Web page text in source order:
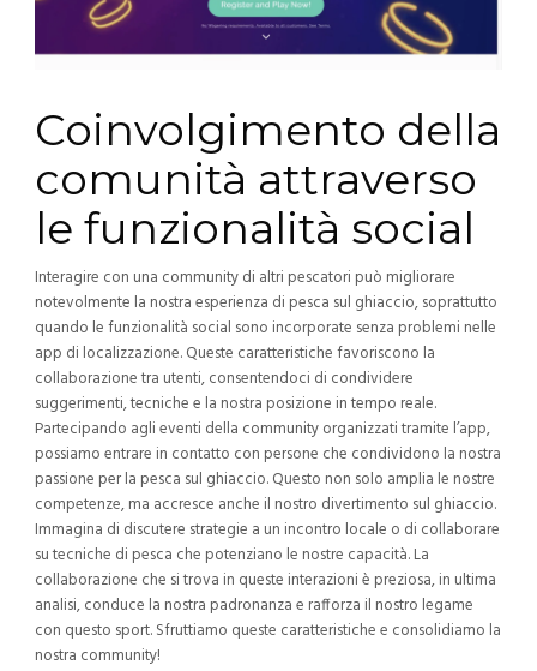
Coinvolgimento della
comunità attraverso
le funzionalità social
Interagire con una community di altri pescatori può migliorare
notevolmente la nostra esperienza di pesca sul ghiaccio, soprattutto
quando le funzionalità social sono incorporate senza problemi nelle
app di localizzazione. Queste caratteristiche favoriscono la
collaborazione tra utenti, consentendoci di condividere
suggerimenti, tecniche e la nostra posizione in tempo reale.
Partecipando agli eventi della community organizzati tramite l’app,
possiamo entrare in contatto con persone che condividono la nostra
passione per la pesca sul ghiaccio. Questo non solo amplia le nostre
competenze, ma accresce anche il nostro divertimento sul ghiaccio.
Immagina di discutere strategie a un incontro locale o di collaborare
su tecniche di pesca che potenziano le nostre capacità. La
collaborazione che si trova in queste interazioni è preziosa, in ultima
analisi, conduce la nostra padronanza e rafforza il nostro legame
con questo sport. Sfruttiamo queste caratteristiche e consolidiamo la
nostra community!